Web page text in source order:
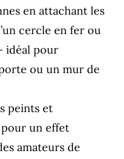
en attachant les
cercle en fer ou
idéal pour
ou un mur de
peints et
un effet
amateurs de